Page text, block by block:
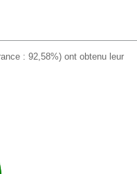
: 92,58%) ont obtenu leur